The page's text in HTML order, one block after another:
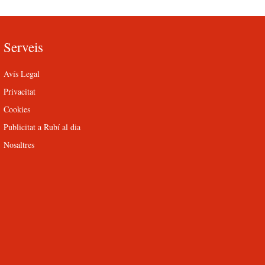
Serveis
Avís Legal
Privacitat
Cookies
Publicitat a Rubí al dia
Nosaltres